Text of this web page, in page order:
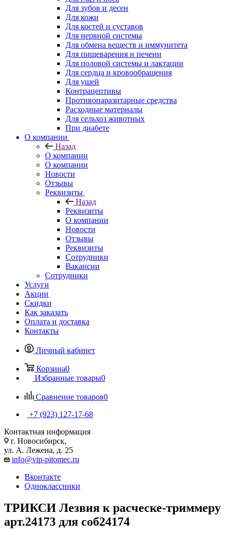
Для зубов и десен
Для кожи
Для костей и суставов
Для нервной системы
Для обмена веществ и иммунитета
Для пищеварения и печени
Для половой системы и лактации
Для сердца и кровообращения
Для ушей
Контрацептивы
Противопаразитарные средства
Расходные материалы
Для сельхоз животных
При диабете
О компании
Назад
О компании
О компании
Новости
Отзывы
Реквизиты
Назад
Реквизиты
О компании
Новости
Отзывы
Реквизиты
Сотрудники
Вакансии
Сотрудники
Услуги
Акции
Скидки
Как заказать
Оплата и доставка
Контакты
Личный кабинет
Корзина0
Избранные товары0
Сравнение товаров0
+7 (923) 127-17-68
Контактная информация
г. Новосибирск,
ул. А. Лежена, д. 25
info@vip-pitomec.ru
Вконтакте
Одноклассники
ТРИКСИ Лезвия к расческе-триммеру
арт.24173 для соб24174